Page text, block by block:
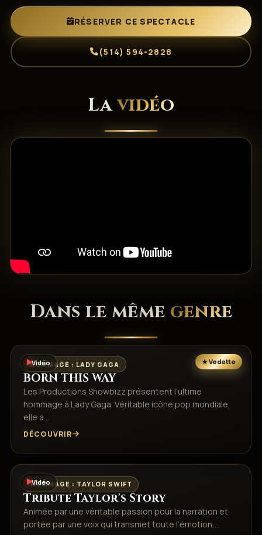
RÉSERVER CE SPECTACLE
(514) 594-2828
Lavidéo
Dans le même genre
Vidéo
HOMMAGE : LADY GAGA
BORN THIS WAY
Les Productions Showbizz présentent l’ultime
hommage à Lady Gaga. Véritable icône pop mondiale,
elle a…
DÉCOUVRIR
Vidéo
HOMMAGE : TAYLOR SWIFT
Tribute Taylor's Story
Animée par une véritable passion pour la narration et
portée par une voix qui transmet toute l’émotion,…